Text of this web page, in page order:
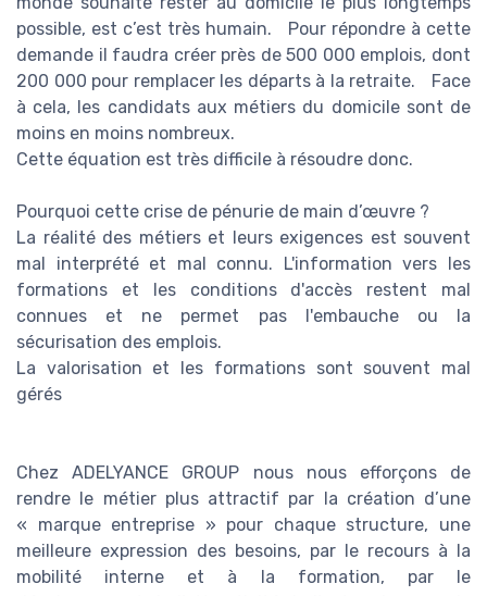
possible, est c’est très humain. Pour répondre à cette
demande il faudra créer près de 500 000 emplois, dont
200 000 pour remplacer les départs à la retraite. Face
à cela, les candidats aux métiers du domicile sont de
moins en moins nombreux.
Cette équation est très difficile à résoudre donc.
Pourquoi cette crise de pénurie de main d’œuvre ?
La réalité des métiers et leurs exigences est souvent
mal interprété et mal connu. L'information vers les
formations et les conditions d'accès restent mal
connues et ne permet pas l'embauche ou la
sécurisation des emplois.
La valorisation et les formations sont souvent mal
gérés
Chez ADELYANCE GROUP nous nous efforçons de
rendre le métier plus attractif par la création d’une
« marque entreprise » pour chaque structure, une
meilleure expression des besoins, par le recours à la
mobilité interne et à la formation, par le